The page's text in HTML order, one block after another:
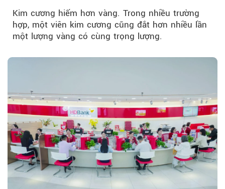
Kim cương hiếm hơn vàng. Trong nhiều trường
hợp, một viên kim cương cũng đắt hơn nhiều lần
một lượng vàng có cùng trọng lượng.